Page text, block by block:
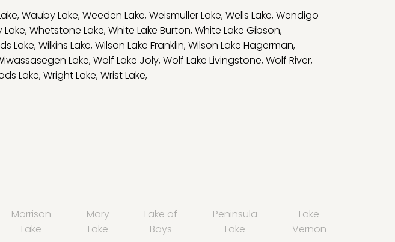
,Wauby Lake,Weeden Lake,Weismuller Lake,Wells Lake,Wendigo
Lake,Whetstone Lake,White Lake Burton,White Lake Gibson,
Lake,Wilkins Lake,Wilson Lake Franklin,Wilson Lake Hagerman,
Lake,Wolf Lake Joly,Wolf Lake Livingstone,Wolf River,
Lake,Wright Lake,Wrist Lake,
Morrison
Lake
Mary
Lake
Lake of
Bays
Peninsula
Lake
Lake
Vernon